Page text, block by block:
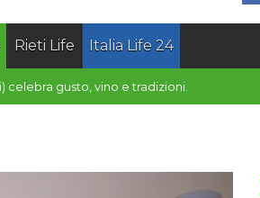
Rieti Life Italia Life 24